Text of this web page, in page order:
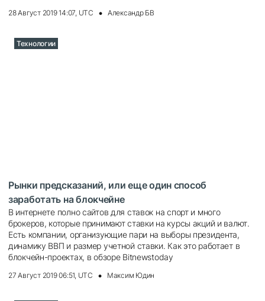
28 Август 2019 14:07, UTC Александр БВ
Технологии
Рынки предсказаний, или еще один способ
заработать на блокчейне
В интернете полно сайтов для ставок на спорт и много
брокеров, которые принимают ставки на курсы акций и валют.
Есть компании, организующие пари на выборы президента,
динамику ВВП и размер учетной ставки. Как это работает в
блокчейн-проектах, в обзоре Bitnewstoday
27 Август 2019 06:51, UTC Максим Юдин